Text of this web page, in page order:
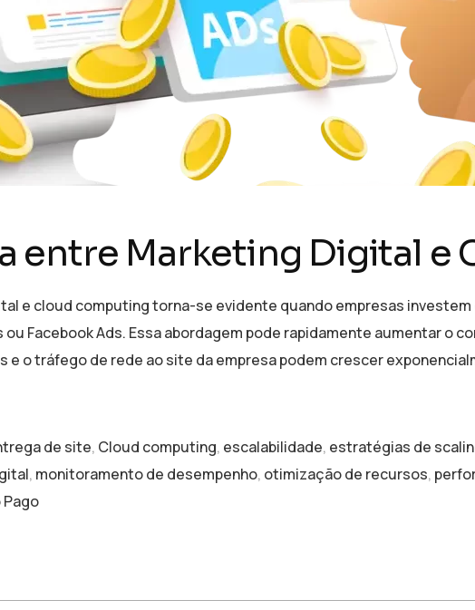
entre Marketing Digital e
e cloud computing torna-se evidente quando empresas
Facebook Ads. Essa abordagem pode rapidamente aumentar o
e o tráfego de rede ao site da empresa podem crescer
de site, Cloud computing, escalabilidade, estratégias de
, monitoramento de desempenho, otimização de recursos,